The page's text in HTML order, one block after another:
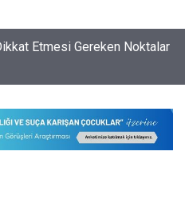
Etmesi Gereken Noktalar